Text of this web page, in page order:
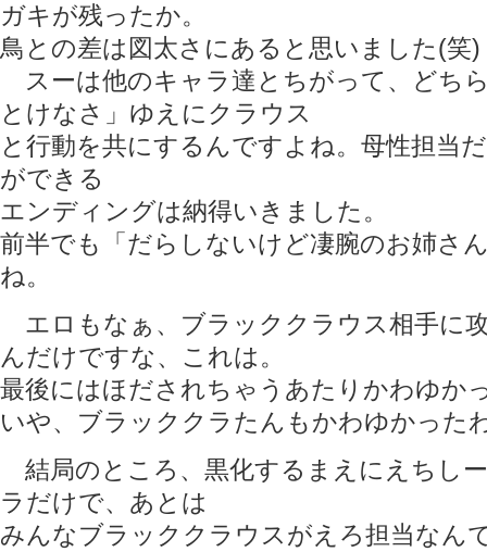
ガキが残ったか。
鳥との差は図太さにあると思いました(笑)
スーは他のキャラ達とちがって、どち
とけなさ」ゆえにクラウス
と行動を共にするんですよね。母性担当
ができる
エンディングは納得いきました。
前半でも「だらしないけど凄腕のお姉さ
ね。
エロもなぁ、ブラッククラウス相手に
んだけですな、これは。
最後にはほだされちゃうあたりかわゆか
いや、ブラッククラたんもかわゆかった
結局のところ、黒化するまえにえちし
ラだけで、あとは
みんなブラッククラウスがえろ担当なん